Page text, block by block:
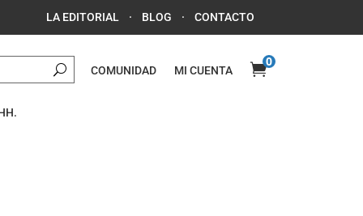
LA EDITORIAL · BLOG · CONTACTO
COMUNIDAD MI CUENTA 0